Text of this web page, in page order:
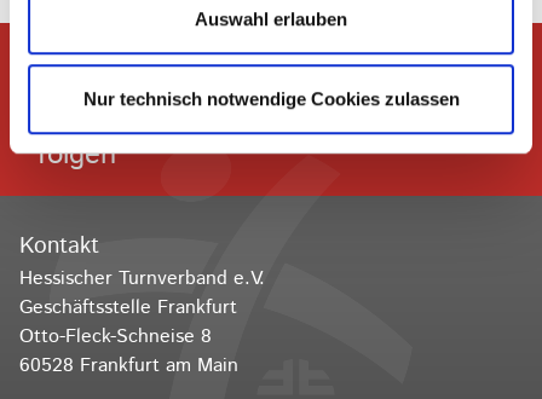
Auswahl erlauben
Nur technisch notwendige Cookies zulassen
Dem Hessischen Turnverband
folgen
Kontakt
Hessischer Turnverband e.V.
Geschäftsstelle Frankfurt
Otto-Fleck-Schneise 8
60528 Frankfurt am Main